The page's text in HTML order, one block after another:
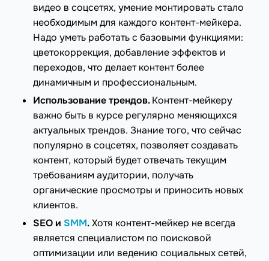
видео в соцсетях, умение монтировать стало
необходимым для каждого контент-мейкера.
Надо уметь работать с базовыми функциями:
цветокоррекция, добавление эффектов и
переходов, что делает контент более
динамичным и профессиональным.
Использование трендов.Контент-мейкеру
важно быть в курсе регулярно меняющихся
актуальных трендов. Знание того, что сейчас
популярно в соцсетях, позволяет создавать
контент, который будет отвечать текущим
требованиям аудитории, получать
органические просмотры и приносить новых
клиентов.
SEO и SMM.Хотя контент-мейкер не всегда
является специалистом по поисковой
оптимизации или ведению социальных сетей,